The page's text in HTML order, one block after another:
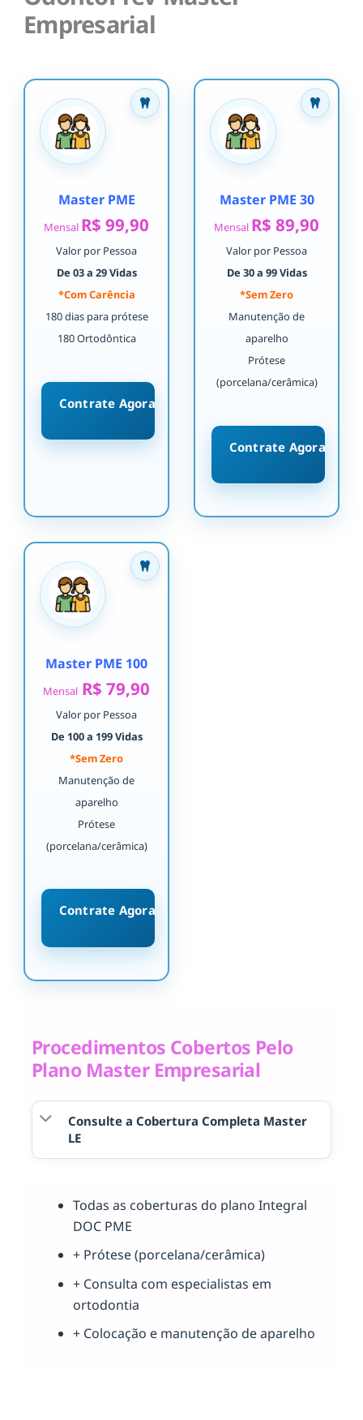
Empresarial
Master PME
Mensal R$ 99,90
Valor por Pessoa
De 03 a 29 Vidas
*Com Carência
180 dias para prótese
180 Ortodôntica
Contrate Agora
Master PME 30
Mensal R$ 89,90
Valor por Pessoa
De 30 a 99 Vidas
*Sem Zero
Manutenção de
aparelho
Prótese
(porcelana/cerâmica)
Contrate Agora
Master PME 100
Mensal R$ 79,90
Valor por Pessoa
De 100 a 199 Vidas
*Sem Zero
Manutenção de
aparelho
Prótese
(porcelana/cerâmica)
Contrate Agora
Procedimentos Cobertos Pelo
Plano Master Empresarial
Consulte a Cobertura Completa Master
LE
Todas as coberturas do plano Integral
DOC PME
+ Prótese (porcelana/cerâmica)
+ Consulta com especialistas em
ortodontia
+ Colocação e manutenção de aparelho